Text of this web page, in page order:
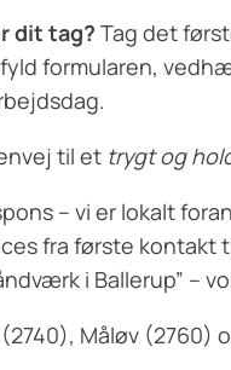
dit tag? Tag det
formularen,
til et trygt og
– vi er lokalt
fra første kontakt
i Ballerup” –
Måløv (2760)